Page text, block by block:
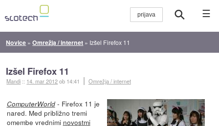
☰
Novice »Omrežja / internet » Izšel Firefox 11
Izšel Firefox 11
Mandi :: 14. mar 2012ob 14:41 Omrežja / internet
ComputerWorld- Firefox 11 je
nared. Med približno tremi
omembe vrednimi novostmi